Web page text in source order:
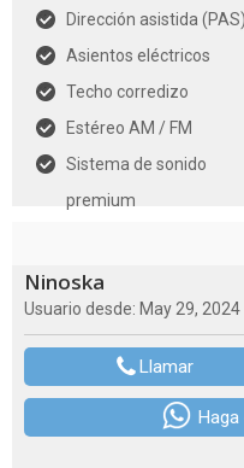
Dirección asistida (PAS)
Asientos eléctricos
Techo corredizo
Estéreo AM / FM
Sistema de sonido
premium
Ninoska
Usuario desde: May 29, 2024
Llamar